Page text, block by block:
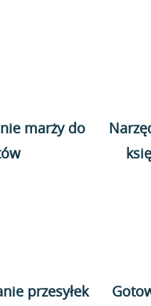
marży do
przesyłek